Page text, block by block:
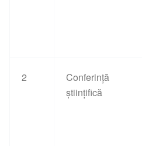
2
Conferință
științifică